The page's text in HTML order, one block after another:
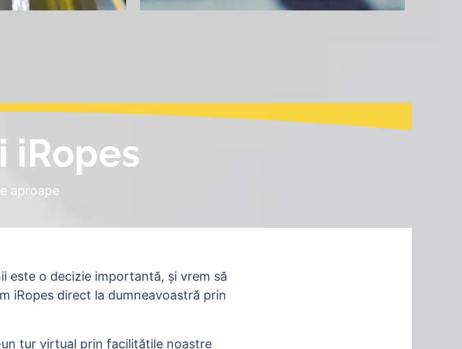
iRopes
aproape
este o decizie importantă, și vrem să
iRopes direct la dumneavoastră prin
tur virtual prin facilitățile noastre